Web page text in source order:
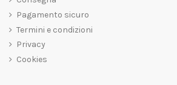
Pagamento sicuro
Termini e condizioni
Privacy
Cookies